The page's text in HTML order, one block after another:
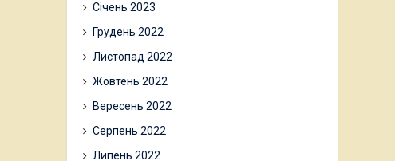
Січень 2023
Грудень 2022
Листопад 2022
Жовтень 2022
Вересень 2022
Серпень 2022
Липень 2022